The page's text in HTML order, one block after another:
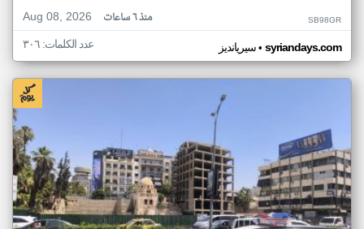
Aug 08, 2026
منذ ٦ ساعات SB98GR
سيريانديز• syriandays.com عدد الكلمات: ٣٠٦